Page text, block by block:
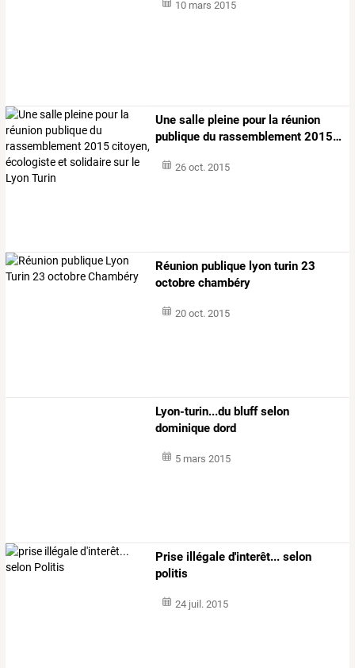
10 mars 2015
Une salle pleine pourla réunion
publique du rassemblement 2015…
26 oct. 2015
Réunion publique lyon turin 23
octobre chambéry
20 oct. 2015
Lyon-turin...du bluff selon
dominique dord
5 mars 2015
Prise illégale d'interêt... selon
politis
24 juil. 2015